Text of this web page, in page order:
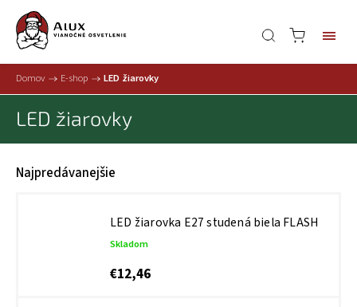
Domov / E-shop / LED žiarovky
LED žiarovky
Najpredávanejšie
LED žiarovka E27 studená biela FLASH
Skladom
€12,46